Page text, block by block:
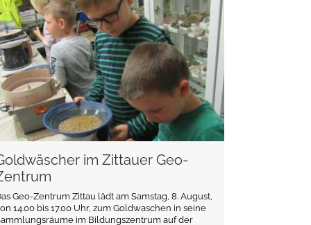
im Zittauer Geo-
Geo-Zentrum Zittau lädt am Samstag, 8. August,
14.00 bis 17.00 Uhr, zum Goldwaschen in seine
im Bildungszentrum auf der
weiterlesen